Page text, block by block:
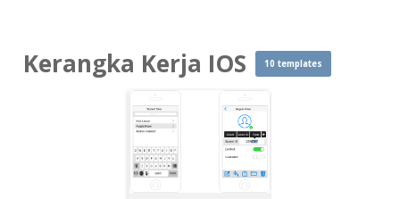
Kerangka Kerja IOS 10 templates